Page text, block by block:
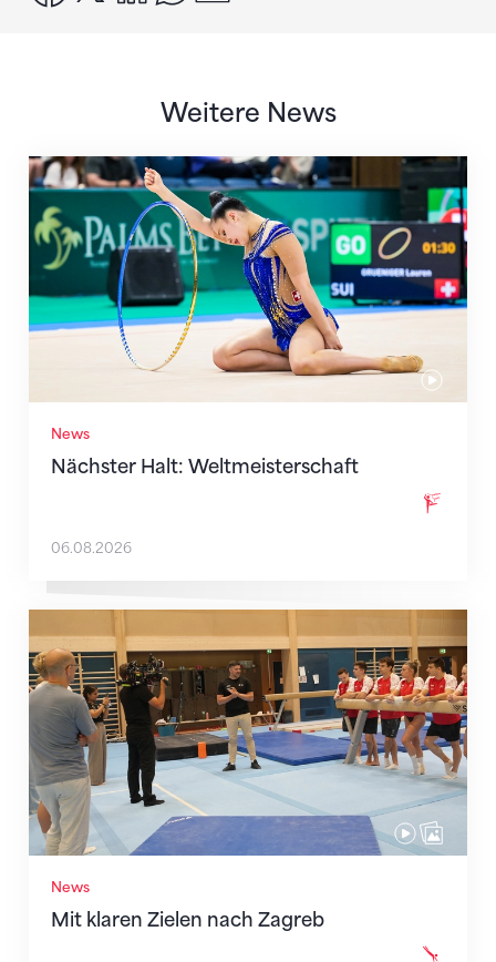
Weitere News
News
Nächster Halt: Weltmeisterschaft
Nächster Halt: Weltmeisterschaft
06.08.2026
News
Mit klaren Zielen nach Zagreb
Mit klaren Zielen nach Zagreb